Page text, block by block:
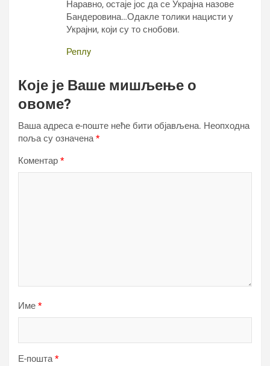
Наравно, остаје јос да се Украјна назове
Бандеровина…Одакле толики нацисти у
Украјни, који су то снобови.
Реплy
Које је Ваше мишљење о
овоме?
Ваша адреса е-поште неће бити објављена. Неопходна
поља су означена*
Коментар *
Име *
Е-пошта*